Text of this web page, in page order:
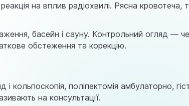
на вплив радіохвилі. Рясна
басейн і сауну. Контрольний огляд —
обстеження та корекцію.
кольпоскопія, поліпектомія амбулаторно,
на консультації.